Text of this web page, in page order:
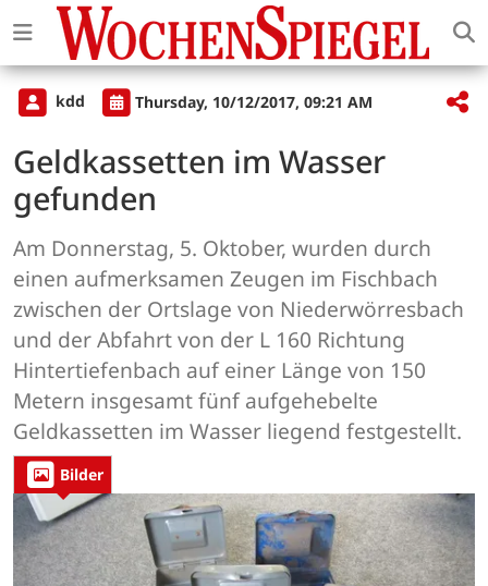
kdd Thursday, 10/12/2017, 09:21 AM
Geldkassetten im Wasser
gefunden
Am Donnerstag, 5. Oktober, wurden durch
einen aufmerksamen Zeugen im Fischbach
zwischen der Ortslage von Niederwörresbach
und der Abfahrt von der L 160 Richtung
Hintertiefenbach auf einer Länge von 150
Metern insgesamt fünf aufgehebelte
Geldkassetten im Wasser liegend festgestellt.
Bilder